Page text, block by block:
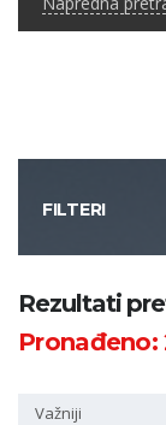
FILTERI
Kategorija
Rezultati
Pronađeno:
Važniji